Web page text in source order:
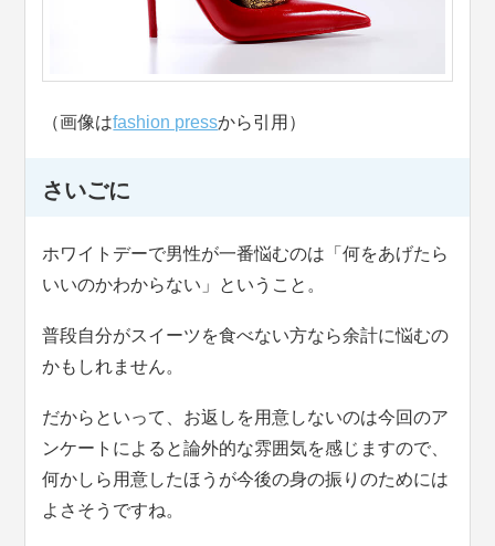
（画像はfashion pressから引用）
さいごに
ホワイトデーで男性が一番悩むのは「何をあげたら
いいのかわからない」ということ。
普段自分がスイーツを食べない方なら余計に悩むの
かもしれません。
だからといって、お返しを用意しないのは今回のア
ンケートによると論外的な雰囲気を感じますので、
何かしら用意したほうが今後の身の振りのためには
よさそうですね。